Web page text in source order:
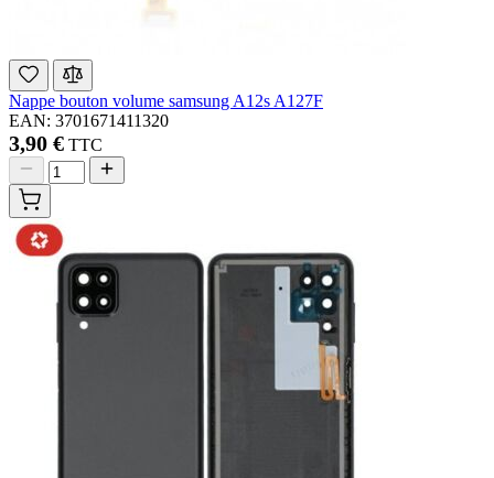
Nappe bouton volume samsung A12s A127F
EAN: 3701671411320
3,90 € TTC